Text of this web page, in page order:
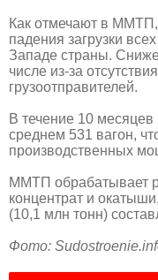
Как отмечают в ММТП,
падения загрузки
Западе страны.
числе из-за
грузоотправителей.
В течение 10
среднем 531 вагон,
производственных
ММТП обрабатывает
концентрат и
(10,1 млн тонн)
Фото: